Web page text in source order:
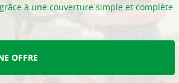
à une couverture simple et complète
OFFRE